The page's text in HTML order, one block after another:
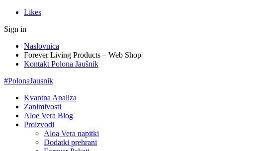
Likes
Sign in
Naslovnica
Forever Living Products – Web Shop
Kontakt Polona Jaušnik
#PolonaJausnik
Kvantna Analiza
Zanimivosti
Aloe Vera Blog
Proizvodi
Aloa Vera napitki
Dodatki prehrani